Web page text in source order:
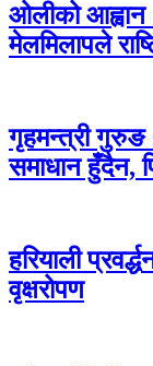
ओलीको आह्वान
मेलमिलापले
गृहमन्त्री गुरुङ
समाधान हुँदैन,
हरियाली
वृक्षरोपण